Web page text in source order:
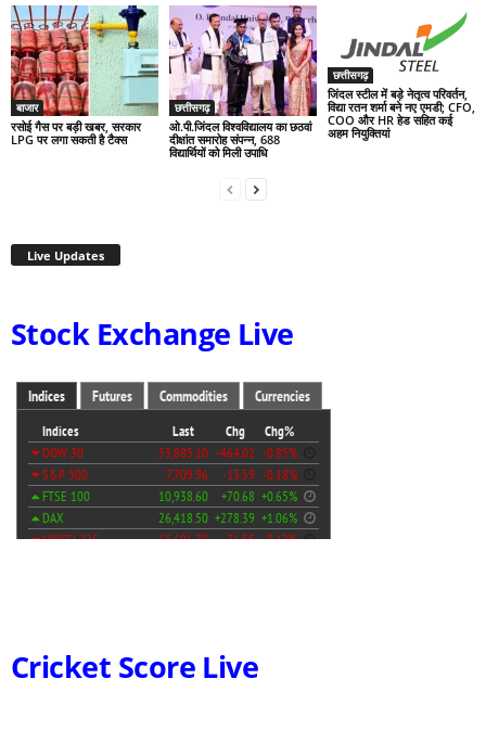
बाजार
रसोई गैस पर बड़ी खबर, सरकार
LPG पर लगा सकती है टैक्स
छत्तीसगढ़
ओ.पी.जिंदल विश्वविद्यालय का छठवां
दीक्षांत समारोह संपन्न, 688
विद्यार्थियों को मिली उपाधि
छत्तीसगढ़
जिंदल स्टील में बड़े नेतृत्व परिवर्तन,
विद्या रतन शर्मा बने नए एमडी; CFO,
COO और HR हेड सहित कई
अहम नियुक्तियां
Live Updates
Stock Exchange Live
Cricket Score Live